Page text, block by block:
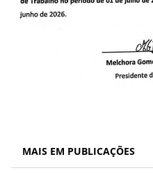
MAIS EM PUBLICAÇÕES